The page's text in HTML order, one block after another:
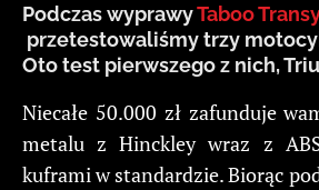
Podczas wyprawyTaboo
przetestowaliśmy trzy
Oto test pierwszego z nich,
Niecałe 50.000 zł zafunduje
metalu z Hinckley wraz z
kuframi w standardzie. Biorąc